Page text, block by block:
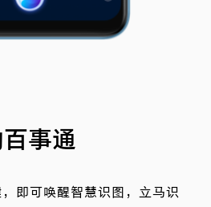
事通
即可唤醒智慧识图，立马识